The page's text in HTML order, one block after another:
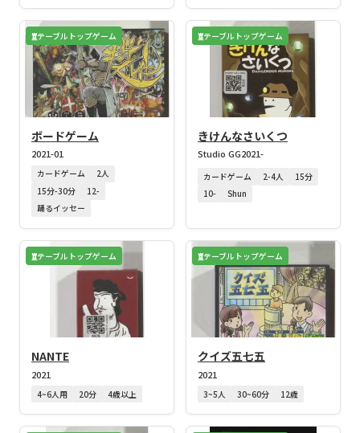
テーブルトップゲーム
ボードゲーム
2021-01
カードゲーム
2人
15分-30分
12-
踊るイッセー
テーブルトップゲーム
きけんなさいくつ
Studio GG2021-
カードゲーム 2-4人
15分
10-
Shun
テーブルトップゲーム
NANTE
2021
4~6人用 20分 4歳以上
テーブルトップゲーム
クイズ五七五
2021
3~5人 30~60分 12歳